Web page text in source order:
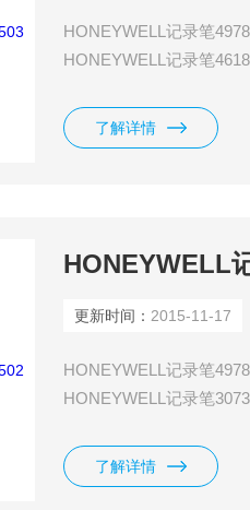
HONEYWELL记录笔
HONEYWELL记录笔
了解详情
HONEYWELL
更新时间： 2015-11-17
HONEYWELL记录笔
HONEYWELL记录笔
HONEYWELL记录笔
了解详情